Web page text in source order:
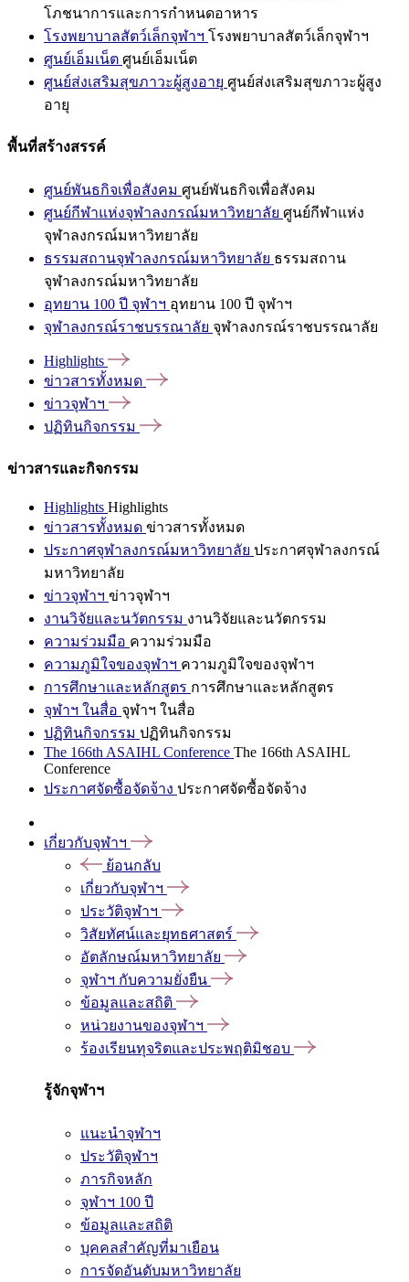
โภชนาการและการกำหนดอาหาร
โรงพยาบาลสัตว์เล็กจุฬาฯ โรงพยาบาลสัตว์เล็กจุฬาฯ
ศูนย์เอ็มเน็ต ศูนย์เอ็มเน็ต
ศูนย์ส่งเสริมสุขภาวะผู้สูงอายุ ศูนย์ส่งเสริมสุขภาวะผู้สูง
อายุ
พื้นที่สร้างสรรค์
ศูนย์พันธกิจเพื่อสังคม ศูนย์พันธกิจเพื่อสังคม
ศูนย์กีฬาแห่งจุฬาลงกรณ์มหาวิทยาลัย ศูนย์กีฬาแห่ง
จุฬาลงกรณ์มหาวิทยาลัย
ธรรมสถานจุฬาลงกรณ์มหาวิทยาลัย ธรรมสถาน
จุฬาลงกรณ์มหาวิทยาลัย
อุทยาน 100 ปี จุฬาฯ อุทยาน 100 ปี จุฬาฯ
จุฬาลงกรณ์ราชบรรณาลัย จุฬาลงกรณ์ราชบรรณาลัย
Highlights
ข่าวสารทั้งหมด
ข่าวจุฬาฯ
ปฏิทินกิจกรรม
ข่าวสารและกิจกรรม
Highlights Highlights
ข่าวสารทั้งหมด ข่าวสารทั้งหมด
ประกาศจุฬาลงกรณ์มหาวิทยาลัย ประกาศจุฬาลงกรณ์
มหาวิทยาลัย
ข่าวจุฬาฯ ข่าวจุฬาฯ
งานวิจัยและนวัตกรรม งานวิจัยและนวัตกรรม
ความร่วมมือ ความร่วมมือ
ความภูมิใจของจุฬาฯ ความภูมิใจของจุฬาฯ
การศึกษาและหลักสูตร การศึกษาและหลักสูตร
จุฬาฯ ในสื่อ จุฬาฯ ในสื่อ
ปฏิทินกิจกรรม ปฏิทินกิจกรรม
The 166th ASAIHL Conference The 166th ASAIHL
Conference
ประกาศจัดซื้อจัดจ้าง ประกาศจัดซื้อจัดจ้าง
เกี่ยวกับจุฬาฯ
ย้อนกลับ
เกี่ยวกับจุฬาฯ
ประวัติจุฬาฯ
วิสัยทัศน์และยุทธศาสตร์
อัตลักษณ์มหาวิทยาลัย
จุฬาฯ กับความยั่งยืน
ข้อมูลและสถิติ
หน่วยงานของจุฬาฯ
ร้องเรียนทุจริตและประพฤติมิชอบ
รู้จักจุฬาฯ
แนะนำจุฬาฯ
ประวัติจุฬาฯ
ภารกิจหลัก
จุฬาฯ 100 ปี
ข้อมูลและสถิติ
บุคคลสำคัญที่มาเยือน
การจัดอันดับมหาวิทยาลัย